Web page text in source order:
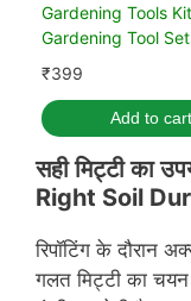
Gardening Tools
Gardening Tool
Home Gardening
₹399
Add to cart
सही मिट्टी का
Right Soil
रिपॉटिंग के दौरान
गलत मिट्टी का चयन